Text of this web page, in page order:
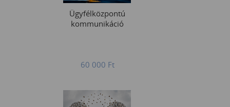
Ügyfélközpontú
kommunikáció
60 000 Ft